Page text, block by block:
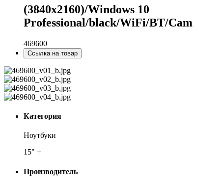
(3840x2160)/Windows 10
Professional/black/WiFi/BT/Cam
469600
Ссылка на товар
Категория
Ноутбуки
15" +
Производитель